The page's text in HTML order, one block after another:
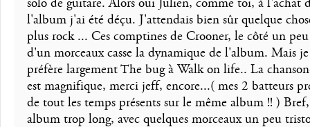
solo de guitare. Alors oui Julien, comme toi, à l'achat
l'album j'ai été déçu. J'attendais bien sûr quelque
plus rock ... Ces comptines de Crooner, le côté un
d'un morceaux casse la dynamique de l'album. Mais je
préfère largement The bug à Walk on life.. La
est magnifique, merci jeff, encore...( mes 2 batteurs
de tout les temps présents sur le même album !! )
album trop long, avec quelques morceaux un peu